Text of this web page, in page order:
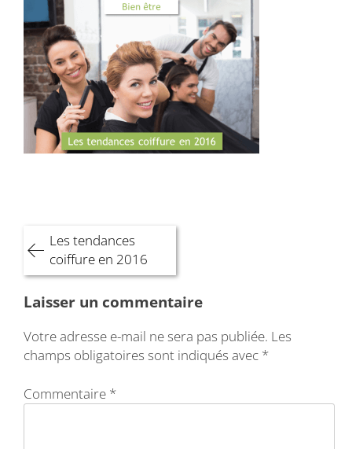
Navigation
de
l’article
Les tendances
coiffure en 2016
Laisser un commentaire
Votre adresse e-mail ne sera pas publiée. Les
champs obligatoires sont indiqués avec *
Commentaire *